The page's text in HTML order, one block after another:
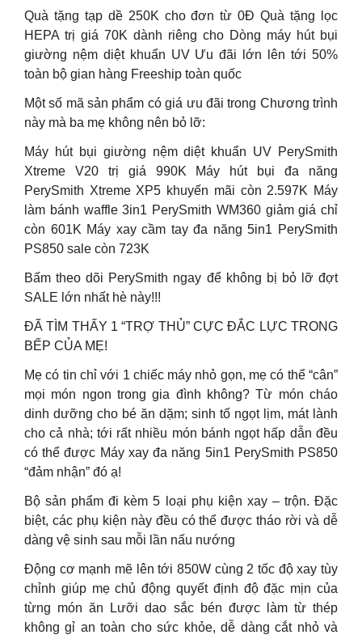
Quà tặng tạp dề 250K cho đơn từ 0Đ Quà tặng lọc
HEPA trị giá 70K dành riêng cho Dòng máy hút bụi
giường nệm diệt khuẩn UV Ưu đãi lớn lên tới 50%
toàn bộ gian hàng Freeship toàn quốc
Một số mã sản phẩm có giá ưu đãi trong Chương trình
này mà ba mẹ không nên bỏ lỡ:
Máy hút bụi giường nệm diệt khuẩn UV PerySmith
Xtreme V20 trị giá 990K Máy hút bụi đa năng
PerySmith Xtreme XP5 khuyến mãi còn 2.597K Máy
làm bánh waffle 3in1 PerySmith WM360 giảm giá chỉ
còn 601K Máy xay cầm tay đa năng 5in1 PerySmith
PS850 sale còn 723K
Bấm theo dõi PerySmith ngay để không bị bỏ lỡ đợt
SALE lớn nhất hè này!!!
ĐÃ TÌM THẤY 1 “TRỢ THỦ” CỰC ĐẮC LỰC TRONG
BẾP CỦA MẸ!
Mẹ có tin chỉ với 1 chiếc máy nhỏ gọn, mẹ có thể “cân”
mọi món ngon trong gia đình không? Từ món cháo
dinh dưỡng cho bé ăn dặm; sinh tố ngọt lịm, mát lành
cho cả nhà; tới rất nhiều món bánh ngọt hấp dẫn đều
có thể được Máy xay đa năng 5in1 PerySmith PS850
“đảm nhận” đó ạ!
Bộ sản phẩm đi kèm 5 loại phụ kiện xay – trộn. Đặc
biệt, các phụ kiện này đều có thể được tháo rời và dễ
dàng vệ sinh sau mỗi lần nấu nướng
Động cơ mạnh mẽ lên tới 850W cùng 2 tốc độ xay tùy
chỉnh giúp mẹ chủ động quyết định độ đặc mịn của
từng món ăn Lưỡi dao sắc bén được làm từ thép
không gỉ an toàn cho sức khỏe, dễ dàng cắt nhỏ và